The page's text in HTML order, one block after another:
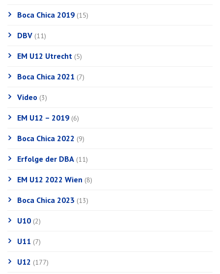
Boca Chica 2019 (15)
DBV (11)
EM U12 Utrecht (5)
Boca Chica 2021 (7)
Video (3)
EM U12 – 2019 (6)
Boca Chica 2022 (9)
Erfolge der DBA (11)
EM U12 2022 Wien (8)
Boca Chica 2023 (13)
U10 (2)
U11 (7)
U12 (177)